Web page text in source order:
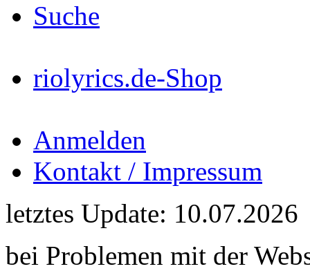
Suche
riolyrics.de-Shop
Anmelden
Kontakt / Impressum
letztes Update: 10.07.2026
bei Problemen mit der